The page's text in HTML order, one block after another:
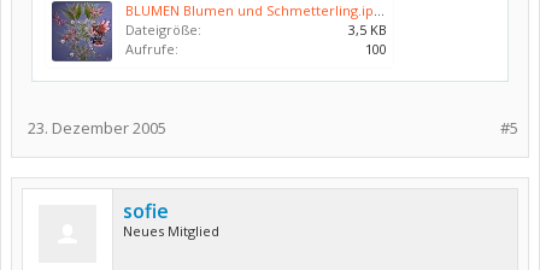
BLUMEN Blumen und Schmetterling.ipg.jpg
Dateigröße:
3,5 KB
Aufrufe:
100
#5
23. Dezember 2005
sofie
Neues Mitglied